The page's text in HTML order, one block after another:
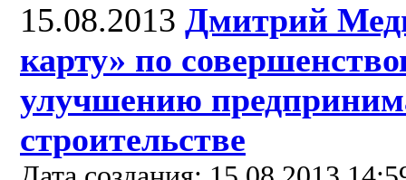
15.08.2013 Дмитрий
карту» по
улучшению
строительстве